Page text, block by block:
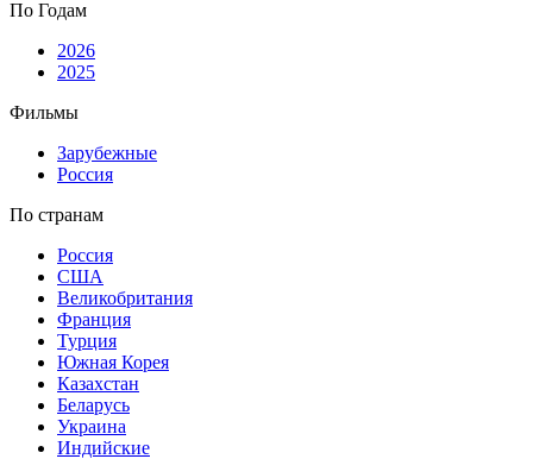
По Годам
2026
2025
Фильмы
Зарубежные
Россия
По странам
Россия
США
Великобритания
Франция
Турция
Южная Корея
Казахстан
Беларусь
Украина
Индийские